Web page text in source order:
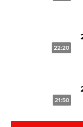
22:20
21:50